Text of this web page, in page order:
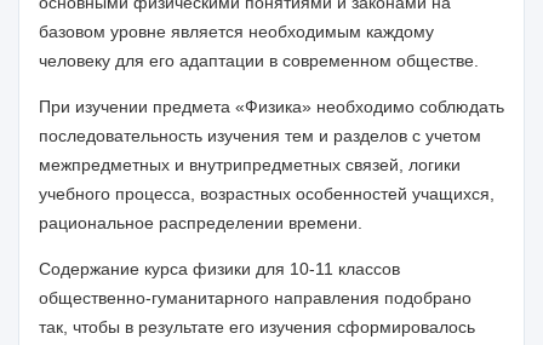
базовом уровне является необходимым каждому
человеку для его адаптации в современном обществе.
При изучении предмета «Физика» необходимо соблюдать
последовательность изучения тем и разделов с учетом
межпредметных и внутрипредметных связей, логики
учебного процесса, возрастных особенностей учащихся,
рациональное распределении времени.
Содержание курса физики для 10-11 классов
общественно-гуманитарного направления подобрано
так, чтобы в результате его изучения сформировалось